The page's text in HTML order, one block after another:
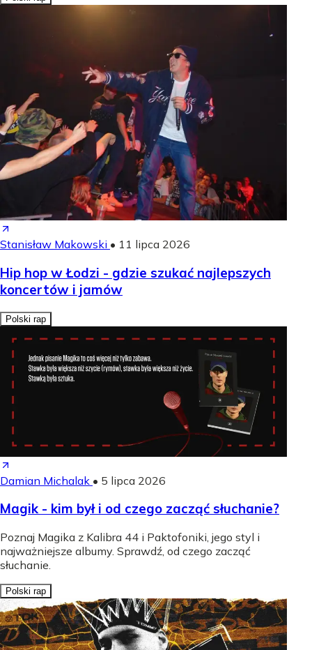
Stanisław Makowski • 11 lipca 2026
Hip hop w Łodzi - gdzie szukać najlepszych
koncertów i jamów
Polski rap
Damian Michalak • 5 lipca 2026
Magik - kim był i od czego zacząć słuchanie?
Poznaj Magika z Kalibra 44 i Paktofoniki, jego styl i
najważniejsze albumy. Sprawdź, od czego zacząć
słuchanie.
Polski rap